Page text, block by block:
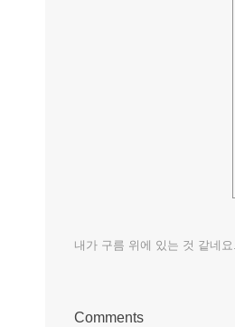
내가 구름 위에 있는 것 같네요..
Comments